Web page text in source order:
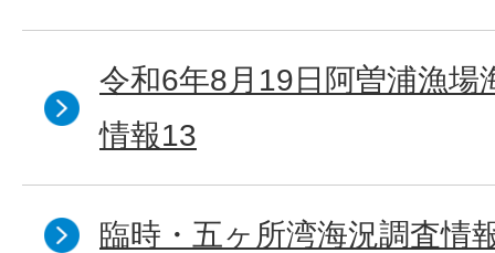
令和6年8月19日阿曽浦漁場
情報13
臨時・五ヶ所湾海況調査情